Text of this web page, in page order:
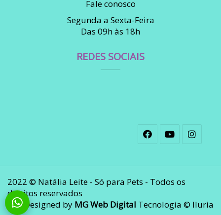
Fale conosco
Segunda a Sexta-Feira
Das 09h às 18h
REDES SOCIAIS
2022 © Natália Leite - Só para Pets - Todos os
direitos reservados
Designed by MG Web Digital Tecnologia © Iluria